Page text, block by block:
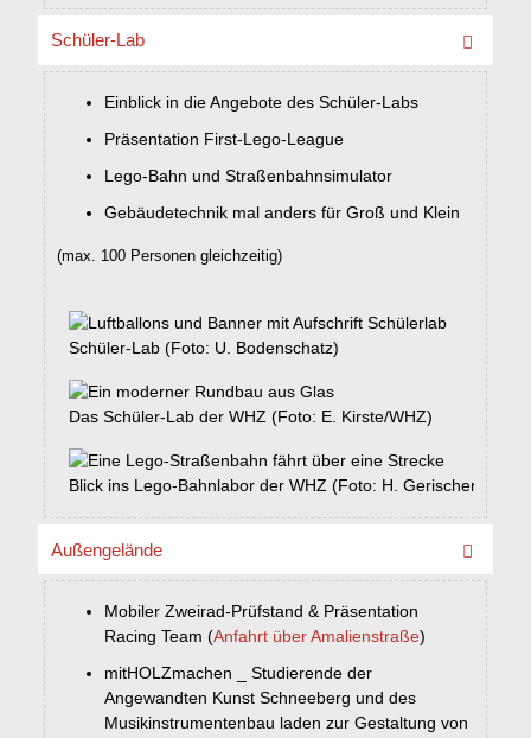
Schüler-Lab
Schüler-Lab (Foto: U. Bodenschatz)
Das Schüler-Lab der WHZ (Foto: E. Kirste/WHZ)
Blick ins Lego-Bahnlabor der WHZ (Foto: H. Gerischer/WHZ)
Einblick in die Angebote des Schüler-Labs
Präsentation First-Lego-League
Lego-Bahn und Straßenbahnsimulator
Gebäudetechnik mal anders für Groß und Klein
(max. 100 Personen gleichzeitig)
Außengelände
Mobiler Zweirad-Prüfstand & Präsentation
Racing Team (Anfahrt über Amalienstraße)
mitHOLZmachen _ Studierende der
Angewandten Kunst Schneeberg und des
Musikinstrumentenbau laden zur Gestaltung von